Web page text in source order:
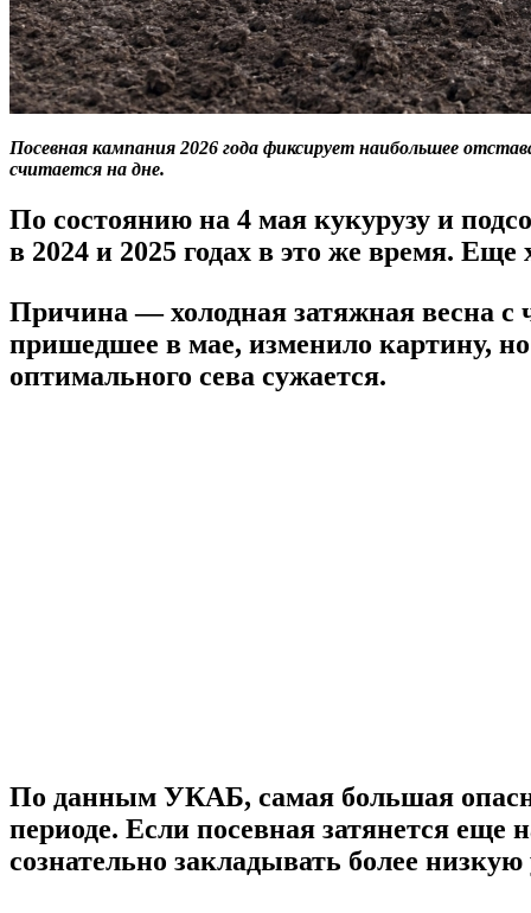
Посевная кампания 2026 года фиксирует наибольшее
считается на дне.
По состоянию на 4 мая кукурузу и
в 2024 и 2025 годах в это же время.
Причина — холодная затяжная весна с
пришедшее в мае, изменило картину,
оптимального сева сужается.
По данным УКАБ, самая большая
периоде. Если посевная затянется еще
сознательно закладывать более